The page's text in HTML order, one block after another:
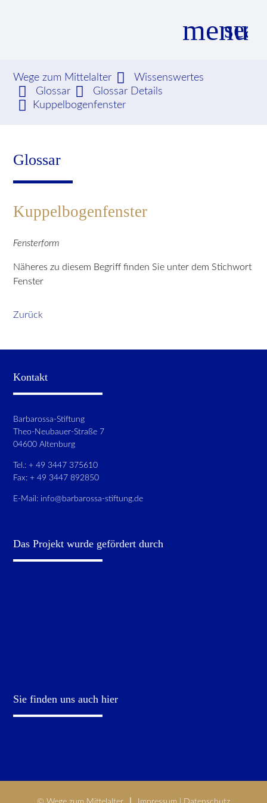
menu
Suchbegriffe
Wege zum Mittelalter
Wissenswertes
Glossar
Glossar Details
Kuppelbogenfenster
Glossar
Kuppelbogenfenster
Fensterform
Näheres zu diesem Begriff finden Sie unter dem Stichwort
Fenster
Zurück
Kontakt
Barbarossa-Stiftung
Theo-Neubauer-Straße 7
04600 Altenburg
Tel.: + 49 3447 375610
Fax: + 49 3447 892850
E-Mail: info@barbarossa-stiftung.de
Das Projekt wurde gefördert durch
Sie finden uns auch hier